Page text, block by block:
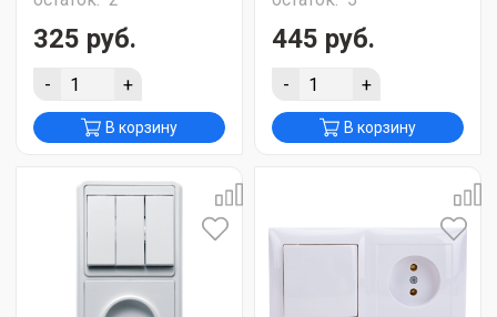
325 руб.
- +
В корзину
445 руб.
- +
В корзину